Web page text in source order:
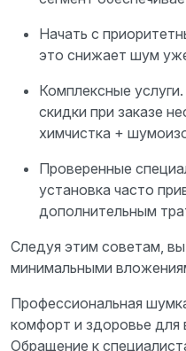
Начать с
это снижает шум
Комплексные
скидки при заказе
химчистка +
Проверенные
установка часто
дополнительным
Следуя этим советам,
минимальными
Профессиональная
комфорт и здоровье для
Обращение к